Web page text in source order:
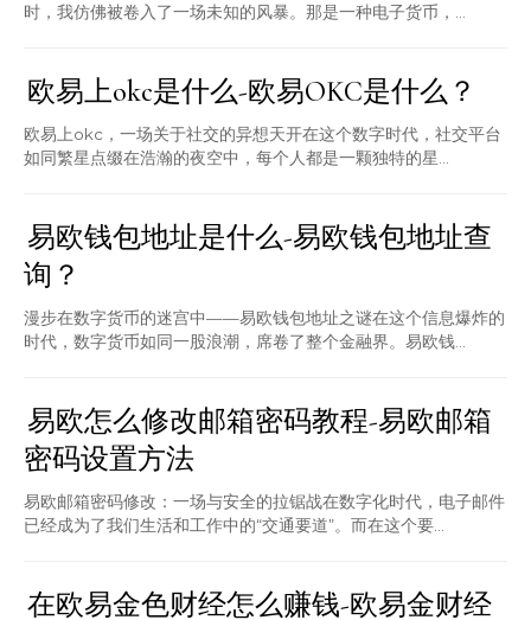
时，我仿佛被卷入了一场未知的风暴。那是一种电子货币，...
欧易上okc是什么-欧易OKC是什么？
欧易上okc，一场关于社交的异想天开在这个数字时代，社交平台
如同繁星点缀在浩瀚的夜空中，每个人都是一颗独特的星...
易欧钱包地址是什么-易欧钱包地址查
询？
漫步在数字货币的迷宫中——易欧钱包地址之谜在这个信息爆炸的
时代，数字货币如同一股浪潮，席卷了整个金融界。易欧钱...
易欧怎么修改邮箱密码教程-易欧邮箱
密码设置方法
易欧邮箱密码修改：一场与安全的拉锯战在数字化时代，电子邮件
已经成为了我们生活和工作中的“交通要道”。而在这个要...
在欧易金色财经怎么赚钱-欧易金财经